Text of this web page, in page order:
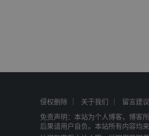
侵权删除 关于我们
留言建议
免责声明：本站为个人博客，博客
后果请用户自负。本站所有内容均